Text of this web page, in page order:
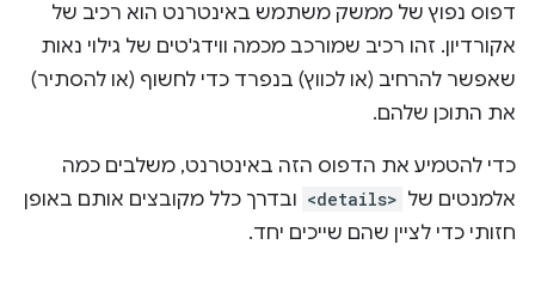
דפוס נפוץ של ממשק משתמש באינטרנט הוא רכיב של
אקורדיון. זהו רכיב שמורכב מכמה ווידג'טים של גילוי נאות
שאפשר להרחיב (או לכווץ) בנפרד כדי לחשוף (או להסתיר)
את התוכן שלהם.
כדי להטמיע את הדפוס הזה באינטרנט, משלבים כמה
אלמנטים של <details> ובדרך כלל מקובצים אותם באופן
חזותי כדי לציין שהם שייכים יחד.